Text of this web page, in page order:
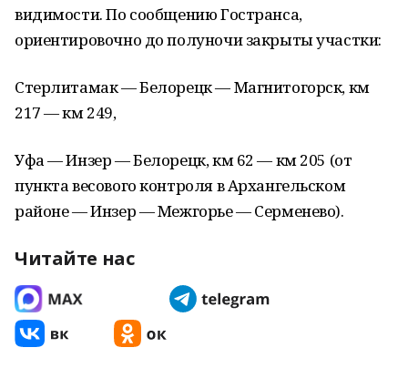
видимости. По сообщению Гостранса,
ориентировочно до полуночи закрыты участки:
Стерлитамак — Белорецк — Магнитогорск, км
217 — км 249,
Уфа — Инзер — Белорецк, км 62 — км 205 (от
пункта весового контроля в Архангельском
районе — Инзер — Межгорье — Серменево).
Читайте нас